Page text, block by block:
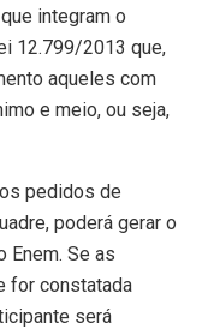
integram o
12.799/2013 que,
aqueles com
e meio, ou seja,
pedidos de
poderá gerar o
Enem. Se as
for constatada
será